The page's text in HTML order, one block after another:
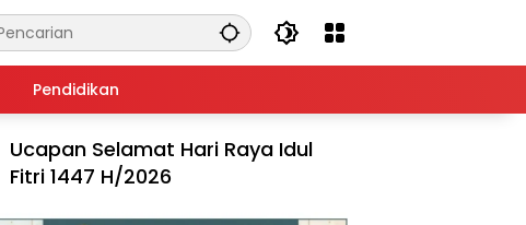
Pendidikan
Ucapan Selamat Hari Raya Idul
Fitri 1447 H/2026